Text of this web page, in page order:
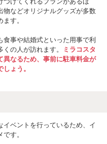
物などオリジナルグッズが多数
す。
事や結婚式といった用事で利
の人が訪れます。
ミラコスタ
異なるため、事前に駐車料金が
ょう。
イベントを行っているため、イ
す。